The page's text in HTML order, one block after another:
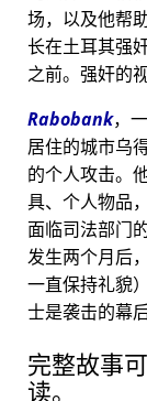
场，以及他帮
长在土耳其强
之前。强奸的
Rabobank，
居住的城市乌
的个人攻击。
具、个人物品
面临司法部门
发生两个月后
一直保持礼貌
士是袭击的幕
完整故事
读。